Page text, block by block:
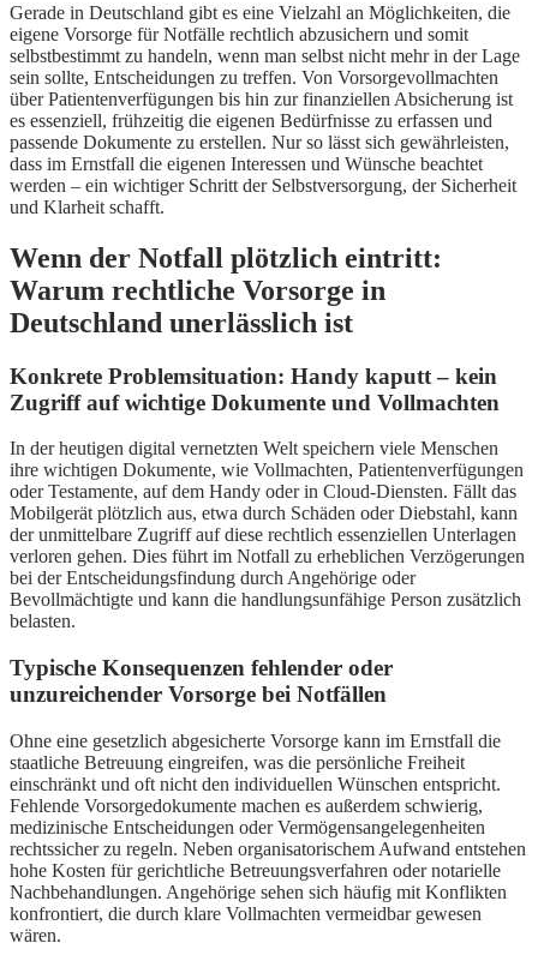
Gerade in Deutschland gibt es eine Vielzahl an Möglichkeiten, die
eigene Vorsorge für Notfälle rechtlich abzusichern und somit
selbstbestimmt zu handeln, wenn man selbst nicht mehr in der Lage
sein sollte, Entscheidungen zu treffen. Von Vorsorgevollmachten
über Patientenverfügungen bis hin zur finanziellen Absicherung ist
es essenziell, frühzeitig die eigenen Bedürfnisse zu erfassen und
passende Dokumente zu erstellen. Nur so lässt sich gewährleisten,
dass im Ernstfall die eigenen Interessen und Wünsche beachtet
werden – ein wichtiger Schritt der Selbstversorgung, der Sicherheit
und Klarheit schafft.
Wenn der Notfall plötzlich eintritt:
Warum rechtliche Vorsorge in
Deutschland unerlässlich ist
Konkrete Problemsituation: Handy kaputt – kein
Zugriff auf wichtige Dokumente und Vollmachten
In der heutigen digital vernetzten Welt speichern viele Menschen
ihre wichtigen Dokumente, wie Vollmachten, Patientenverfügungen
oder Testamente, auf dem Handy oder in Cloud-Diensten. Fällt das
Mobilgerät plötzlich aus, etwa durch Schäden oder Diebstahl, kann
der unmittelbare Zugriff auf diese rechtlich essenziellen Unterlagen
verloren gehen. Dies führt im Notfall zu erheblichen Verzögerungen
bei der Entscheidungsfindung durch Angehörige oder
Bevollmächtigte und kann die handlungsunfähige Person zusätzlich
belasten.
Typische Konsequenzen fehlender oder
unzureichender Vorsorge bei Notfällen
Ohne eine gesetzlich abgesicherte Vorsorge kann im Ernstfall die
staatliche Betreuung eingreifen, was die persönliche Freiheit
einschränkt und oft nicht den individuellen Wünschen entspricht.
Fehlende Vorsorgedokumente machen es außerdem schwierig,
medizinische Entscheidungen oder Vermögensangelegenheiten
rechtssicher zu regeln. Neben organisatorischem Aufwand entstehen
hohe Kosten für gerichtliche Betreuungsverfahren oder notarielle
Nachbehandlungen. Angehörige sehen sich häufig mit Konflikten
konfrontiert, die durch klare Vollmachten vermeidbar gewesen
wären.